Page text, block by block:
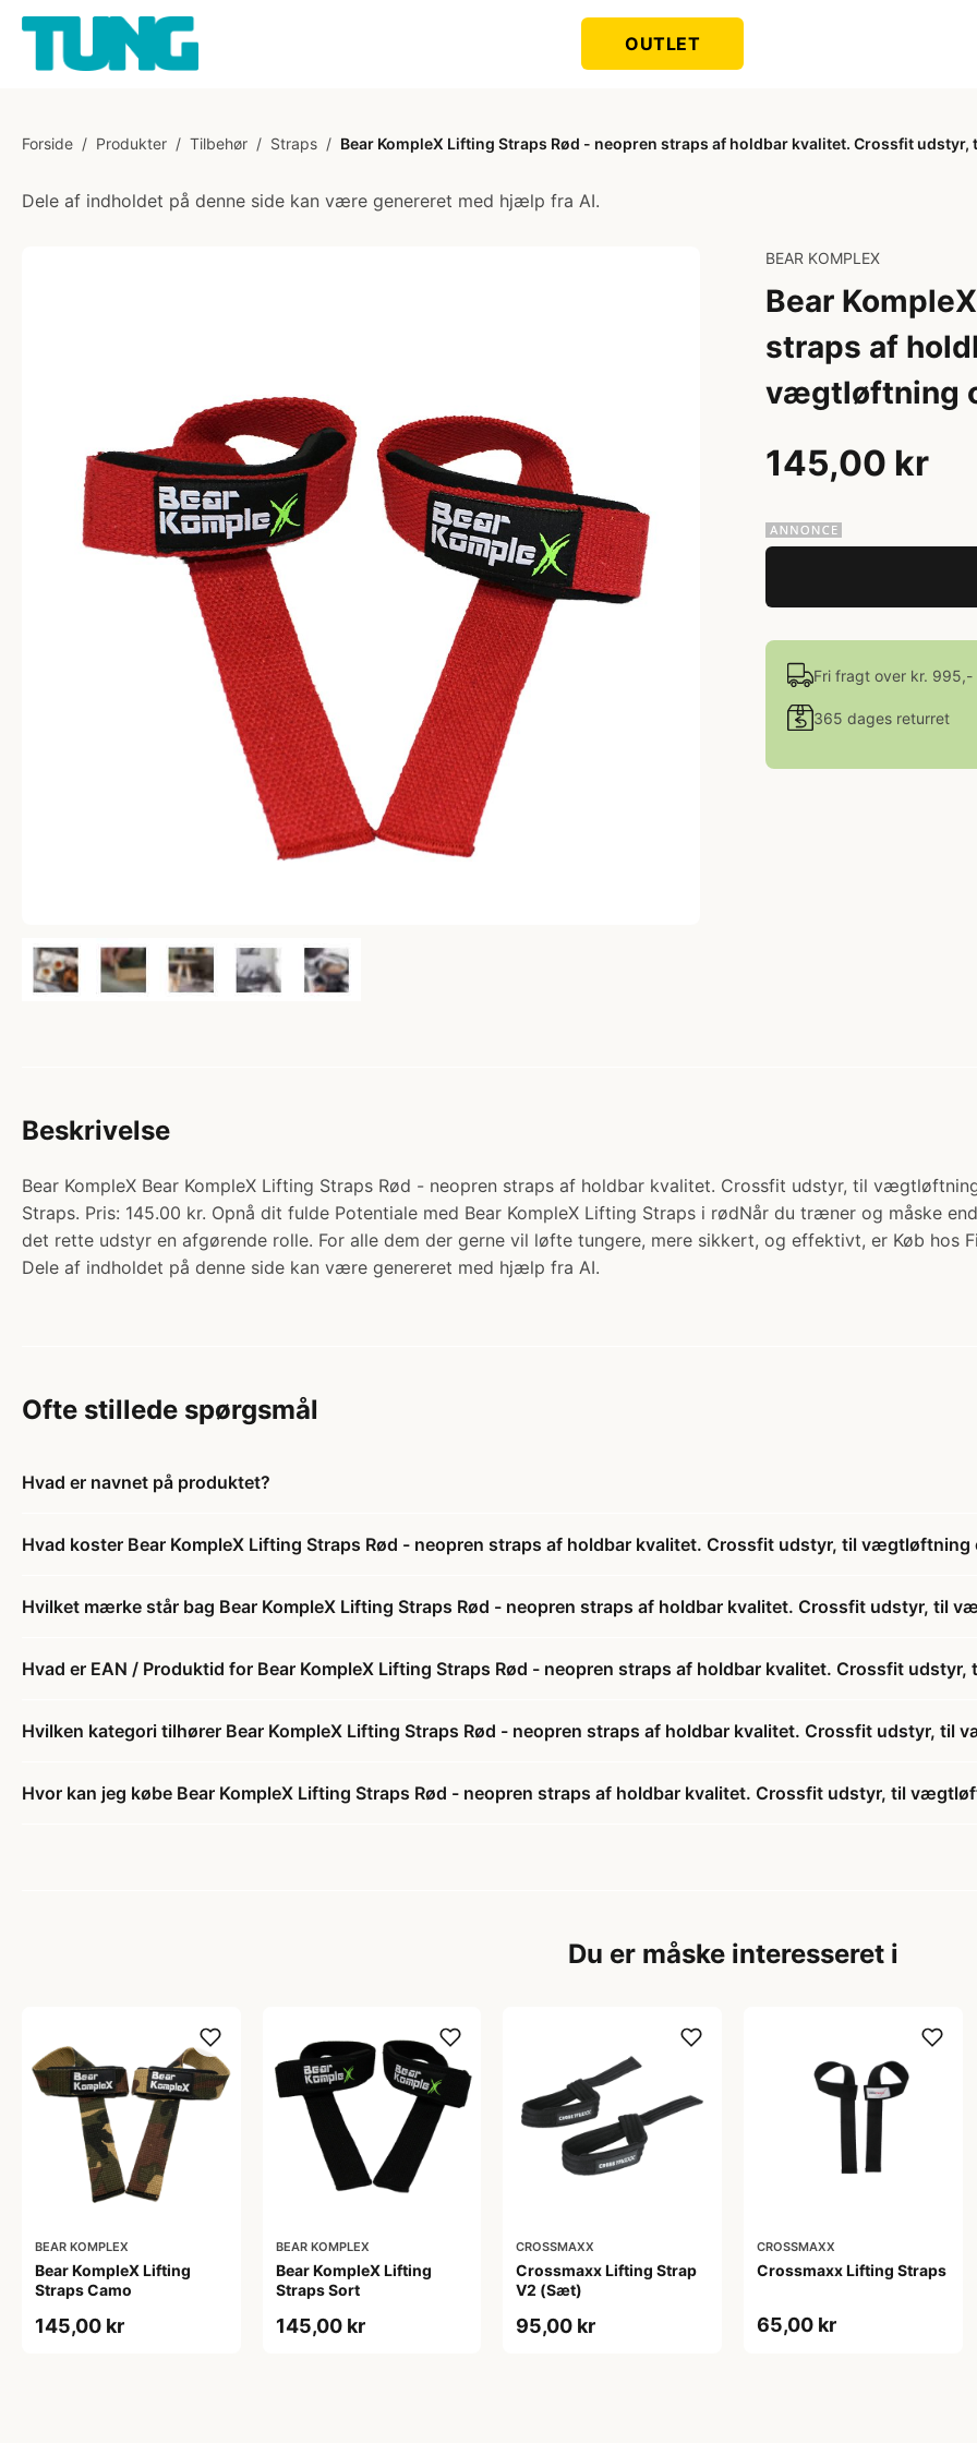
OUTLET
Forside / Produkter / Tilbehør / Straps / Bear KompleX Lifting Straps Rød - neopren straps af holdbar kvalitet. Crossfit
Dele af indholdet på denne side kan være genereret med hjælp fra AI.
BEAR KOMPLEX
Bear
straps af
vægtløftning
145,00 kr
Fri fragt over kr. 995,-
365 dages returret
Beskrivelse
Bear KompleX Bear KompleX Lifting Straps Rød - neopren straps af holdbar kvalitet. Crossfit udstyr, til
Straps. Pris: 145.00 kr. Opnå dit fulde Potentiale med Bear KompleX Lifting Straps i rødNår du træner og måske
det rette udstyr en afgørende rolle. For alle dem der gerne vil løfte tungere, mere sikkert, og effektivt, er Køb hos
Dele af indholdet på denne side kan være genereret med hjælp fra AI.
Ofte stillede spørgsmål
Hvad er navnet på produktet?
Hvad koster Bear KompleX Lifting Straps Rød - neopren straps af holdbar kvalitet. Crossfit udstyr, til
Hvilket mærke står bag Bear KompleX Lifting Straps Rød - neopren straps af holdbar kvalitet. Crossfit udstyr, til
Hvad er EAN / Produktid for Bear KompleX Lifting Straps Rød - neopren straps af holdbar kvalitet. Crossfit
Hvilken kategori tilhører Bear KompleX Lifting Straps Rød - neopren straps af holdbar kvalitet. Crossfit udstyr,
Hvor kan jeg købe Bear KompleX Lifting Straps Rød - neopren straps af holdbar kvalitet. Crossfit udstyr, til
Du er måske interesseret i
BEAR KOMPLEX
Bear KompleX Lifting
Straps Camo
145,00 kr
BEAR KOMPLEX
Bear KompleX Lifting
Straps Sort
145,00 kr
CROSSMAXX
Crossmaxx Lifting Strap
V2 (Sæt)
95,00 kr
CROSSMAXX
Crossmaxx Lifting Straps
65,00 kr